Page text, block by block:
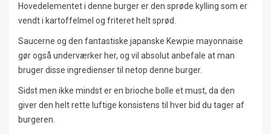
Hovedelementet i denne burger er den sprøde kylling som er
vendt i kartoffelmel og friteret helt sprød.
Saucerne og den fantastiske japanske Kewpie mayonnaise
gør også underværker her, og vil absolut anbefale at man
bruger disse ingredienser til netop denne burger.
Sidst men ikke mindst er en brioche bolle et must, da den
giver den helt rette luftige konsistens til hver bid du tager af
burgeren.